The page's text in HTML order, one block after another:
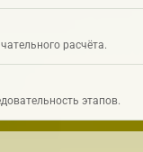
расчёта.
этапов.